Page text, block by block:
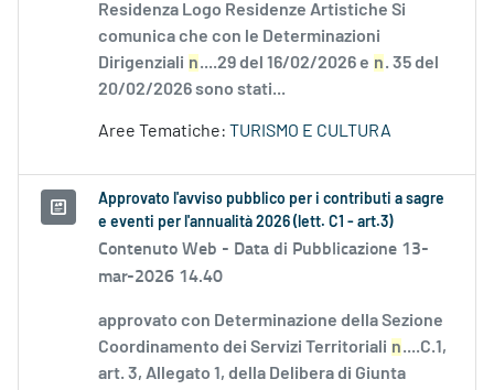
Residenza Logo Residenze Artistiche Si
comunica che con le Determinazioni
Dirigenziali n....29 del 16/02/2026 e n. 35 del
20/02/2026 sono stati...
Aree Tematiche: TURISMO E CULTURA
Approvato l'avviso pubblico per i contributi a sagre
e eventi per l'annualità 2026 (lett. C1 - art.3)
Contenuto Web - Data di Pubblicazione 13-
mar-2026 14.40
approvato con Determinazione della Sezione
Coordinamento dei Servizi Territoriali n....C.1,
art. 3, Allegato 1, della Delibera di Giunta